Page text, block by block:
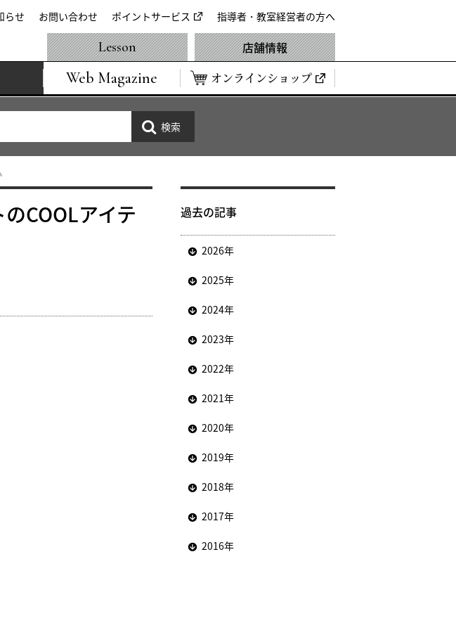
らせ お問い合わせ ポイントサービス 指導者・教室経営者の方へ
Web Magazine オンラインショップ
Lesson 店舗情報
COOLアイテ
過去の記事
2026年
2025年
2024年
2023年
2022年
2021年
2020年
2019年
2018年
2017年
2016年